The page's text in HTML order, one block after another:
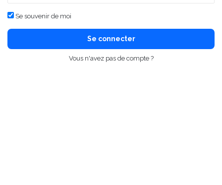
Se souvenir de moi
Se connecter
Vous n'avez pas de compte ?